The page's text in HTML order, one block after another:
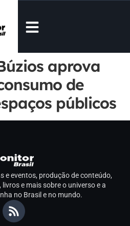
aprova
de
públicos
e eventos, produção de conteúdo,
e mais sobre o universo e a
no Brasil e no mundo.